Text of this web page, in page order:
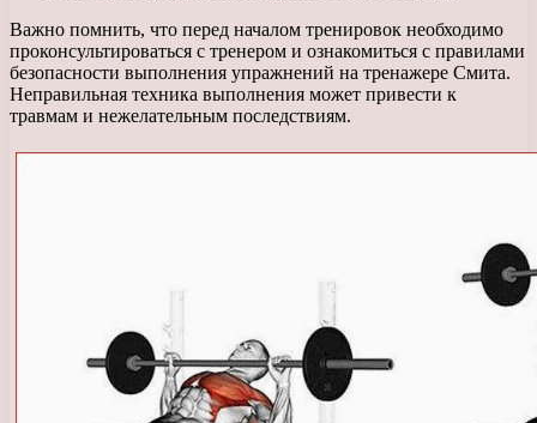
Важно помнить, что перед началом тренировок необходимо
проконсультироваться с тренером и ознакомиться с правилами
безопасности выполнения упражнений на тренажере Смита.
Неправильная техника выполнения может привести к
травмам и нежелательным последствиям.